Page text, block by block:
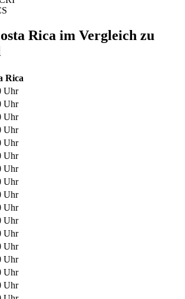
Rica im Vergleich zu
Rica
Uhr
Uhr
Uhr
Uhr
Uhr
Uhr
Uhr
Uhr
Uhr
Uhr
Uhr
Uhr
Uhr
Uhr
Uhr
Uhr